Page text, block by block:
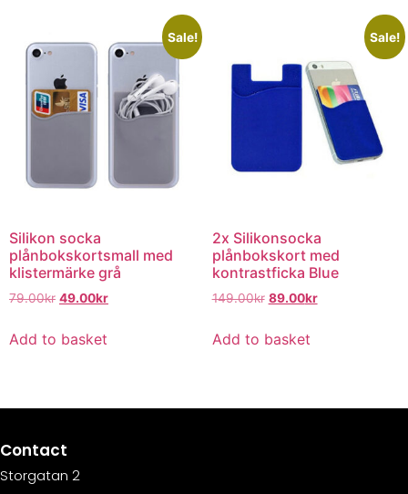
Sale!
Silikon socka
plånbokskortsmall med
klistermärke grå
79.00kr 49.00kr
Add to basket
Sale!
2x Silikonsocka
plånbokskort med
kontrastficka Blue
149.00kr 89.00kr
Add to basket
Contact
Storgatan 2